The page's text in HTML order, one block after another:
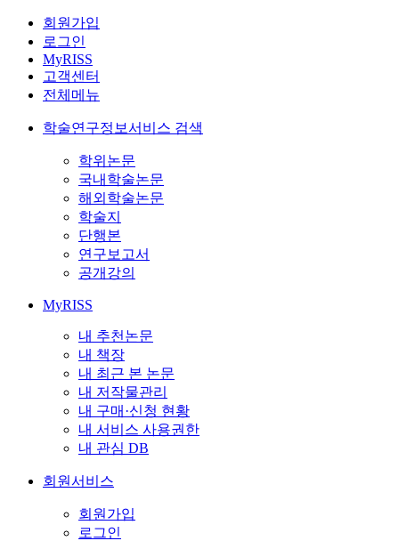
회원가입
로그인
MyRISS
고객센터
전체메뉴
학술연구정보서비스 검색
학위논문
국내학술논문
해외학술논문
학술지
단행본
연구보고서
공개강의
MyRISS
내 추천논문
내 책장
내 최근 본 논문
내 저작물관리
내 구매·신청 현황
내 서비스 사용권한
내 관심 DB
회원서비스
회원가입
로그인